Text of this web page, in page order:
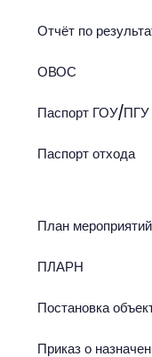
Отчёт по
ОВОС
Паспорт ГОУ/ПГУ
Паспорт отхода
План мероприятий
ПЛАРН
Постановка
Приказ о